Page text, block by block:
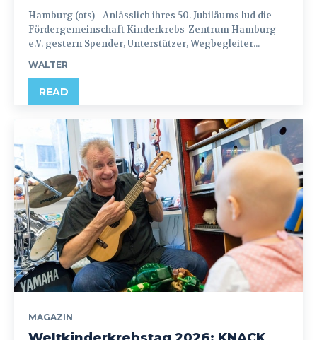
Hamburg (ots) - Anlässlich ihres 50. Jubiläums lud die
Fördergemeinschaft Kinderkrebs-Zentrum Hamburg
e.V. gestern Spender, Unterstützer, Wegbegleiter...
WALTER
READ
MAGAZIN